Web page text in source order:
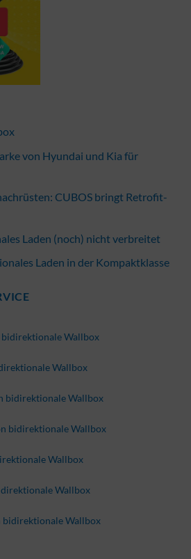
von Hyundai und Kia für
CUBOS bringt Retrofit-
Laden (noch) nicht verbreitet
Laden in der Kompaktklasse
Wallbox
Wallbox
bidirektionale Wallbox
bidirektionale Wallbox
Wallbox
Wallbox
Wallbox